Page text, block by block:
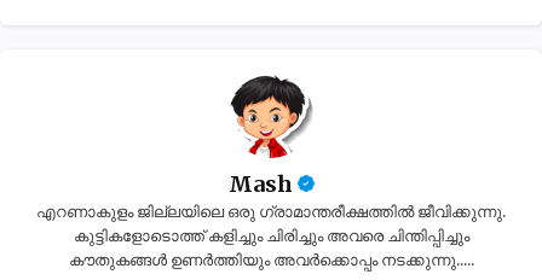
Mash
എറണാകുളം ജില്ലയിലെ ഒരു ഗ്രാമാന്തരീക്ഷത്തിൽ ജീവിക്കുന്നു.
കുട്ടികളോടൊത്ത് കളിച്ചും ചിരിച്ചും അവരെ ചിന്തിപ്പിച്ചും
കൗതുകങ്ങൾ ഉണർത്തിയും അവർക്കൊപ്പം നടക്കുന്നു.....